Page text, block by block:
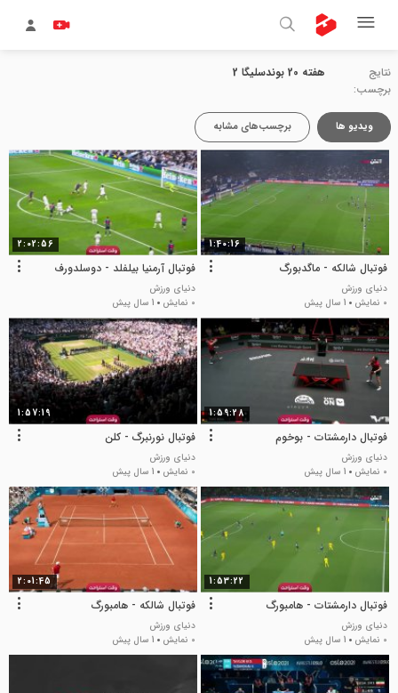
نتایج
برچسب:
هفته 20 بوندسلیگا 2
ویدیو ها برچسب‌های مشابه
1:40:16
فوتبال شالکه - ماگدبورگ
دنیای ورزش
0 نمایش
1 سال پیش
2:02:56
فوتبال آرمنیا بیلفلد - دوسلدورف
دنیای ورزش
0 نمایش
1 سال پیش
1:59:28
فوتبال دارمشتات - بوخوم
دنیای ورزش
0 نمایش
1 سال پیش
1:57:19
فوتبال نورنبرگ - کلن
دنیای ورزش
0 نمایش
1 سال پیش
1:53:22
فوتبال دارمشتات - هامبورگ
دنیای ورزش
0 نمایش
1 سال پیش
2:01:45
فوتبال شالکه - هامبورگ
دنیای ورزش
0 نمایش
1 سال پیش